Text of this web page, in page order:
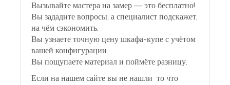
Вызывайте мастера на замер — это бесплатно!
Вы зададите вопросы, а специалист подскажет,
на чём сэкономить.
Вы узнаете точную цену шкафа-купе с учётом
вашей конфигурации.
Вы пощупаете материал и поймёте разницу.
Если на нашем сайте вы не нашли то что